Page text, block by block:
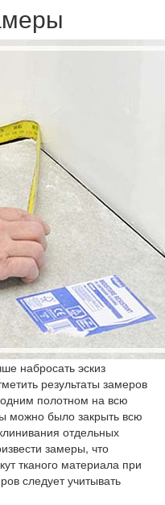
набросать эскиз
результаты замеров
полотном на всю
можно было закрыть всю
отдельных
замеры, что
тканого материала при
следует учитывать